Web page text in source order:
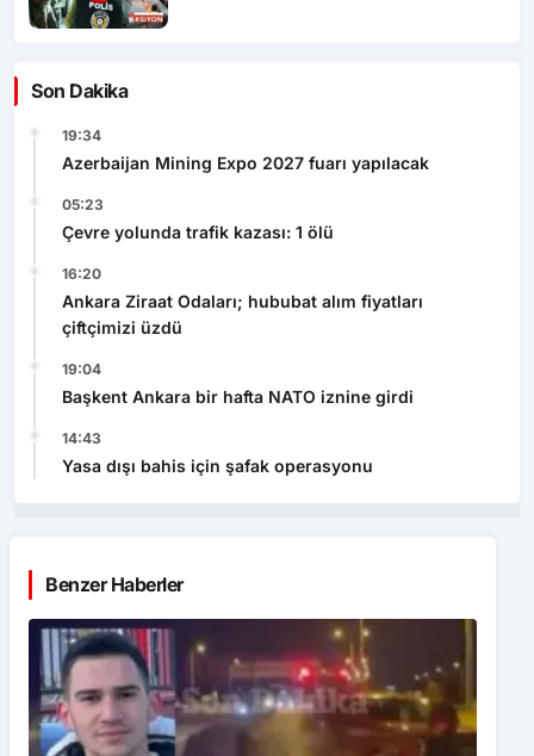
Son Dakika
19:34
Azerbaijan Mining Expo 2027 fuarı yapılacak
05:23
Çevre yolunda trafik kazası: 1 ölü
16:20
Ankara Ziraat Odaları; hububat alım fiyatları
çiftçimizi üzdü
19:04
Başkent Ankara bir hafta NATO iznine girdi
14:43
Yasa dışı bahis için şafak operasyonu
Benzer Haberler